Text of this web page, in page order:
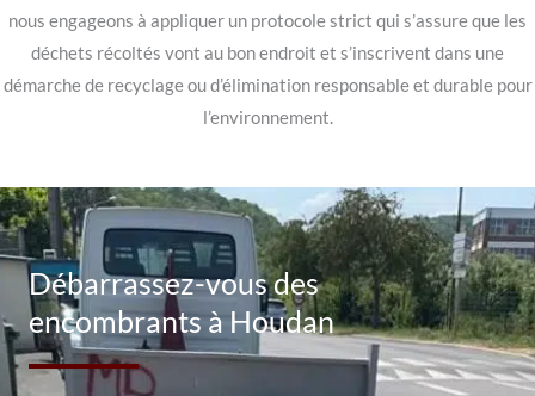
nous engageons à appliquer un protocole strict qui s’assure que les
déchets récoltés vont au bon endroit et s’inscrivent dans une
démarche de recyclage ou d’élimination responsable et durable pour
l’environnement.
Débarrassez-vous des
encombrants à Houdan